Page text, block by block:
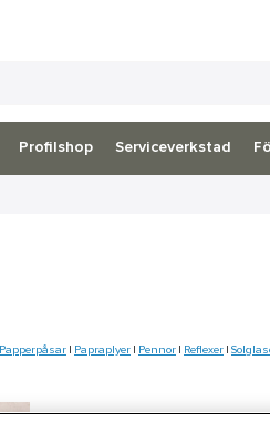
Profilshop Serviceverkstad
Papperpåsar Papraplyer Pennor Reflexer